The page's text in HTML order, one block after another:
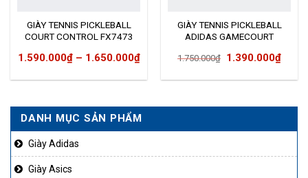
DANH MỤC SẢN PHẨM
Giày Adidas
Giày Asics
GIÀY TENNIS PICKLEBALL
COURT CONTROL FX7473
1.590.000₫– 1.650.000₫
GIÀY TENNIS PICKLEBALL
ADIDAS GAMECOURT
1.750.000₫ Giá
1.750.000₫.
1.390.000₫Giá
là: